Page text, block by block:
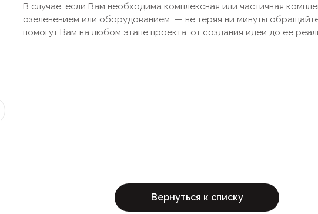
В случае, если Вам необходима комплексная или частичная
озеленением или оборудованием — не теряя ни минуты
помогут Вам на любом этапе проекта: от создания идеи до ее
Вернуться к списку